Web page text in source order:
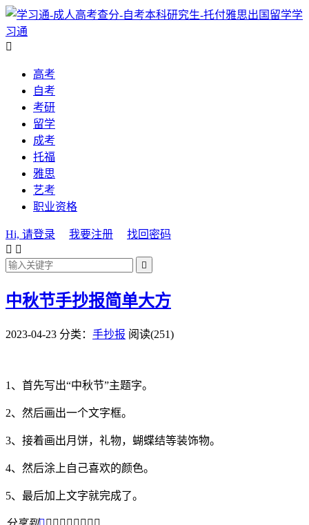
学
习通

高考
自考
考研
留学
成考
托福
雅思
艺考
职业资格
Hi, 请登录 我要注册
找回密码
 

中秋节手抄报简单大方
2023-04-23 分类： 手抄报 阅读(251)
1、首先写出“中秋节”主题字。
2、然后画出一个文字框。
3、接着画出月饼，礼物，蝴蝶结等装饰物。
4、然后涂上自己喜欢的颜色。
5、最后加上文字就完成了。